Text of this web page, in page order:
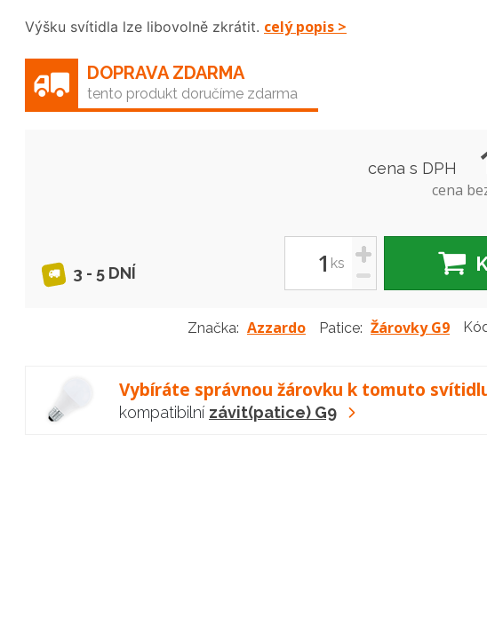
Výšku svítidla lze libovolně zkrátit. celý popis >
DOPRAVA ZDARMA
tento produkt doručíme zdarma
3 - 5 DNÍ
cena s DPH
cena
ks
+
-
Značka: Azzardo Patice: Žárovky G9
Vybíráte správnou žárovku k tomuto
kompatibilní závit(patice) G9